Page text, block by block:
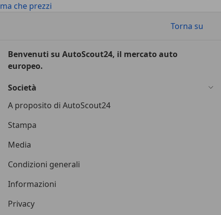
ma che prezzi
Torna su
Benvenuti su AutoScout24, il mercato auto
europeo.
Società
A proposito di AutoScout24
Stampa
Media
Condizioni generali
Informazioni
Privacy